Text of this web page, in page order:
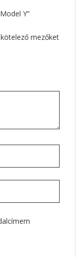
Y”
mezőket